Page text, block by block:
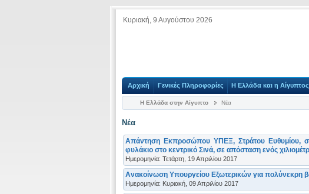
Κυριακή, 9 Αυγούστου 2026
Αρχική Γενικές Πληροφορίες Η Ελλάδα και η Αίγυπτος
Η Ελλάδα στην Αίγυπτο Νέα
Νέα
Απάντηση Εκπροσώπου ΥΠΕΞ, Στράτου Ευθυμίου,
φυλάκιο στο κεντρικό Σινά, σε απόσταση ενός
Ημερομηνία: Τετάρτη, 19 Απριλίου 2017
Ανακοίνωση Υπουργείου Εξωτερικών για πολύνεκρη
Ημερομηνία: Κυριακή, 09 Απριλίου 2017